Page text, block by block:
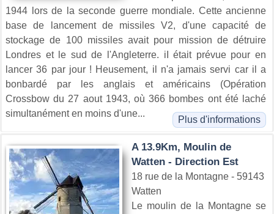
1944 lors de la seconde guerre mondiale. Cette ancienne
base de lancement de missiles V2, d'une capacité de
stockage de 100 missiles avait pour mission de détruire
Londres et le sud de l'Angleterre. iI était prévue pour en
lancer 36 par jour ! Heusement, il n'a jamais servi car il a
bonbardé par les anglais et américains (Opération
Crossbow du 27 aout 1943, où 366 bombes ont été laché
simultanément en moins d'une...
Plus d'informations
A 13.9Km, Moulin de
Watten - Direction Est
18 rue de la Montagne - 59143
Watten
Le moulin de la Montagne se